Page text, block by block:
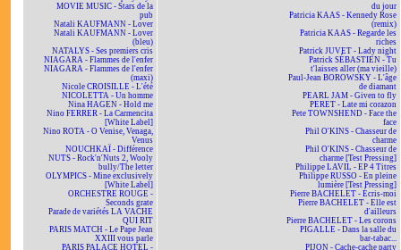
MOVIE MUSIC - Stars de la
pub
Natali KAUFMANN - Lover
Natali KAUFMANN - Lover
(bleu)
NATALYS - Ses premiers cris
NIAGARA - Flammes de l'enfer
NIAGARA - Flammes de l'enfer
(maxi)
Nicole CROISILLE - L'été
NICOLETTA - Un homme
Nina HAGEN - Hold me
Nino FERRER - La Carmencita
[White Label]
Nino ROTA - O Venise, Venaga,
Venus
NOUCHKAÏ - Différence
NUTS - Rock'n'Nuts 2, Wooly
bully/The letter
OLYMPICS - Mine exclusively
[White Label]
ORCHESTRE ROUGE -
Seconds grate
Parade de variétés LA VACHE
QUI RIT
PARIS MATCH - Le Pape Jean
XXIII vous parle
PARIS PALACE HOTEL -
du jour
Patricia KAAS - Kennedy Rose
(remix)
Patricia KAAS - Regarde les
riches
Patrick JUVET - Lady night
Patrick SÉBASTIEN - Tu
t'laisses aller (ma vieille)
Paul-Jean BOROWSKY - L'âge
de diamant
PEARL JAM - Given to fly
PERET - Late mi corazon
Pete TOWNSHEND - Face the
face
Phil O'KINS - Chasseur de
charme
Phil O'KINS - Chasseur de
charme [Test Pressing]
Philippe LAVIL - EP 4 Titres
Philippe RUSSO - En pleine
lumière [Test Pressing]
Pierre BACHELET - Écris-moi
Pierre BACHELET - Elle est
d'ailleurs
Pierre BACHELET - Les corons
PIGALLE - Dans la salle du
bar-tabac...
PIJON - Cache-cache party